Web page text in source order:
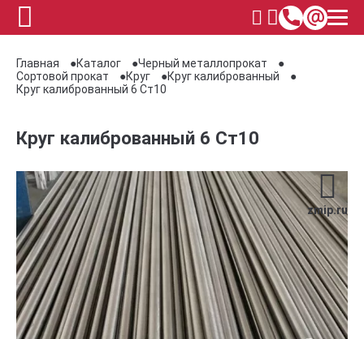
Главная Каталог
Черный металлопрокат
Сортовой прокат
Круг
Круг калиброванный
Круг калиброванный 6 Ст10
Круг калиброванный 6 Ст10
zmip.ru